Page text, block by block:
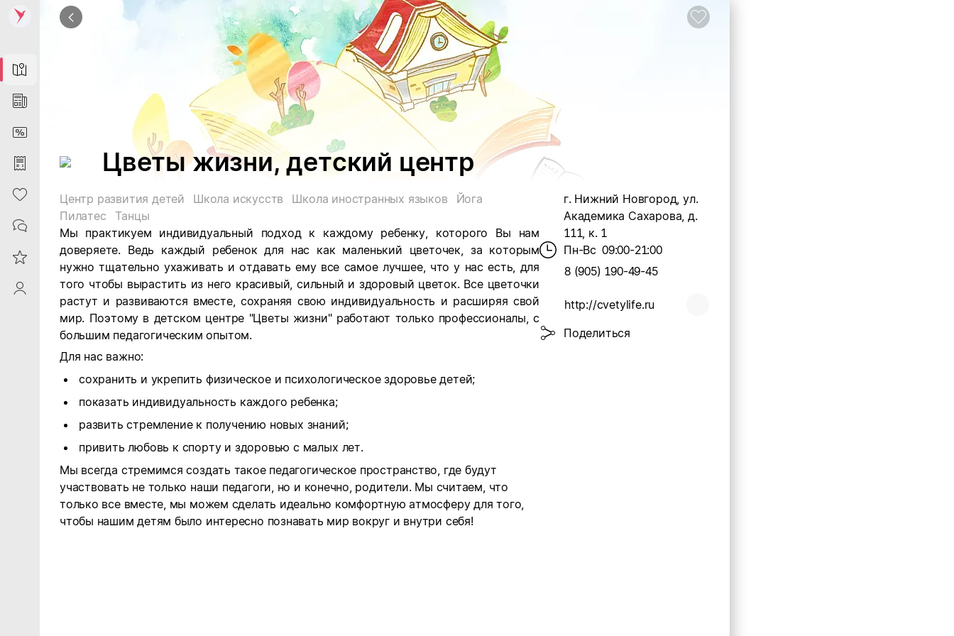
Map
News
DiscountCard
Purchases
Heart
Contacts
Reviews
ProfileSaby
Цветы жизни, детский центр
Центр развития детей Школа искусств Школа иностранных языков
Йога
Пилатес
Танцы
Мы практикуем индивидуальный подход к каждому ребенку, которого Вы нам
доверяете. Ведь каждый ребенок для нас как маленький цветочек, за которым
нужно тщательно ухаживать и отдавать ему все самое лучшее, что у нас есть, для
того чтобы вырастить из него красивый, сильный и здоровый цветок. Все цветочки
растут и развиваются вместе, сохраняя свою индивидуальность и расширяя свой
мир. Поэтому в детском центре "Цветы жизни" работают только профессионалы, с
большим педагогическим опытом.
Для нас важно:
сохранить и укрепить физическое и психологическое здоровье детей;
показать индивидуальность каждого ребенка;
развить стремление к получению новых знаний;
привить любовь к спорту и здоровью с малых лет.
Мы всегда стремимся создать такое педагогическое пространство, где будут
участвовать не только наши педагоги, но и конечно, родители. Мы считаем, что
только все вместе, мы можем сделать идеально комфортную атмосферу для того,
чтобы нашим детям было интересно познавать мир вокруг и внутри себя!
г. Нижний Новгород, ул.
Академика Сахарова, д.
111, к. 1
Пн-Вс 09:00-21:00
8 (905) 190-49-45
http://cvetylife.ru
Поделиться